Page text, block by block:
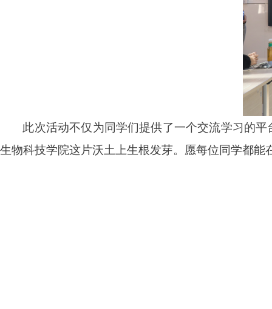
此次活动不仅为同学们提供了一个交流学习的
生物科技学院这片沃土上生根发芽。愿每位同学都